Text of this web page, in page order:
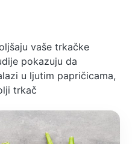
vaše trkačke
pokazuju da
u ljutim papričicama,
trkač